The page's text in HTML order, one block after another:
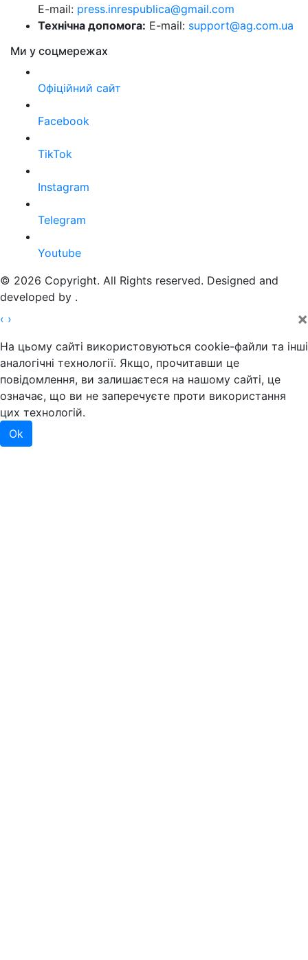
E-mail: press.inrespublica@gmail.com
Технічна допомога: E-mail: support@ag.com.ua
Ми у соцмережах
Офіційний сайт
Facebook
TikTok
Instagram
Telegram
Youtube
© 2026 Copyright. All Rights reserved. Designed and
developed by .
‹ › ×
На цьому сайті використовуються cookie-файли та інші
аналогічні технології. Якщо, прочитавши це
повідомлення, ви залишаєтеся на нашому сайті, це
означає, що ви не заперечуєте проти використання
цих технологій.
Ok